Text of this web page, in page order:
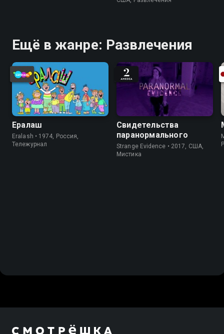
Ещё в жанре: Развлечения
Ералаш
Eralash • 1974, Россия,
Тележурнал
Свидетельства
паранормального
Strange Evidence • 2017, США,
Мистика